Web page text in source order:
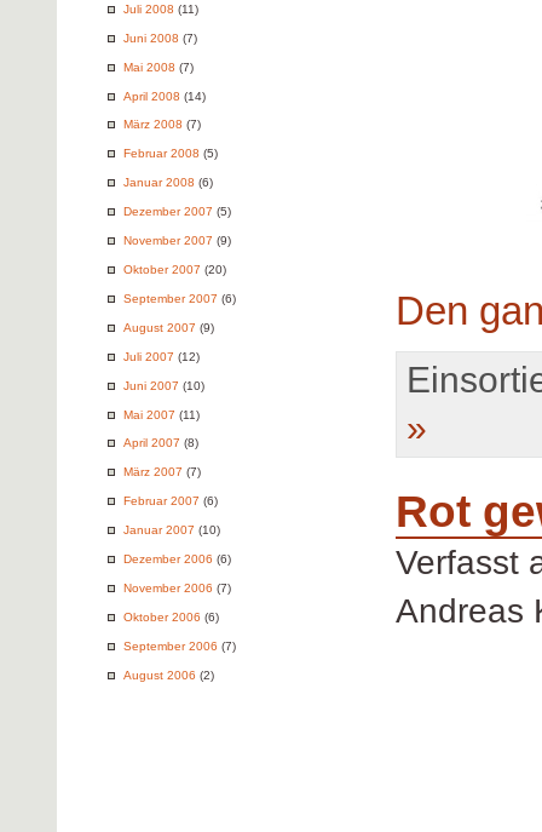
Juli 2008 (11)
Juni 2008 (7)
Mai 2008 (7)
April 2008 (14)
März 2008 (7)
Februar 2008 (5)
Januar 2008 (6)
Dezember 2007 (5)
November 2007 (9)
Oktober 2007 (20)
September 2007 (6)
August 2007 (9)
Juli 2007 (12)
Juni 2007 (10)
Mai 2007 (11)
April 2007 (8)
März 2007 (7)
Februar 2007 (6)
Januar 2007 (10)
Dezember 2006 (6)
November 2006 (7)
Oktober 2006 (6)
September 2006 (7)
August 2006 (2)
Den
»
Rot
Verfasst
Andreas